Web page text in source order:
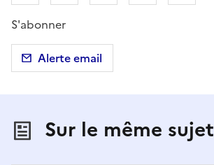
S'abonner
Alerte email
Sur le même sujet